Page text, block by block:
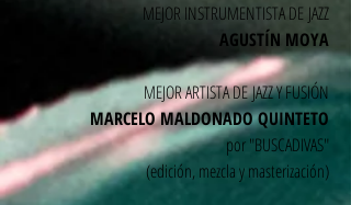
MEJOR INSTRUMENTISTA DE JAZZ
AGUSTÍN MOYA
MEJOR ARTISTA DE JAZZ Y FUSIÓN
MARCELO MALDONADO QUINTETO
por "BUSCADIVAS"
(edición, mezcla y masterización)